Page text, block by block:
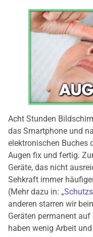
Acht Stunden
das Smartphone und
elektronischen Buches
Augen fix und fertig.
Geräte, das nicht
Sehkraft immer
(Mehr dazu in: „
anderen starren wir
Geräten permanent
haben wenig Arbeit